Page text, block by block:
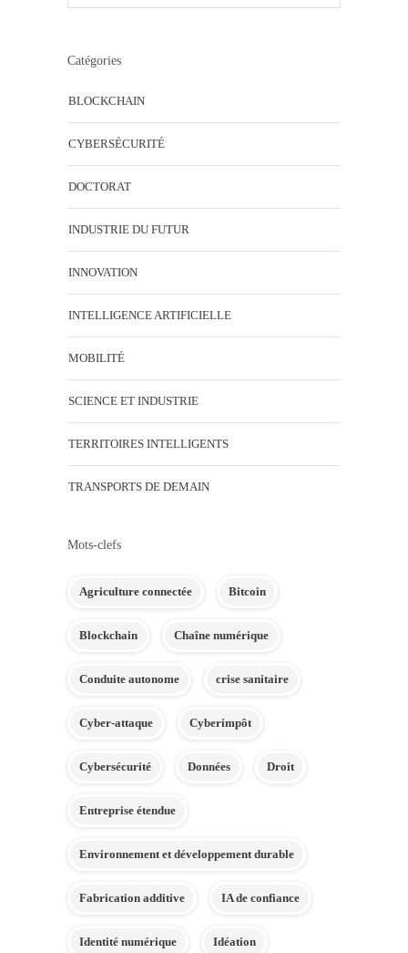
Catégories
BLOCKCHAIN
CYBERSÉCURITÉ
DOCTORAT
INDUSTRIE DU FUTUR
INNOVATION
INTELLIGENCE ARTIFICIELLE
MOBILITÉ
SCIENCE ET INDUSTRIE
TERRITOIRES INTELLIGENTS
TRANSPORTS DE DEMAIN
Mots-clefs
Agriculture connectée Bitcoin
Blockchain Chaîne numérique
Conduite autonome crise sanitaire
Cyber-attaque Cyberimpôt
Cybersécurité Données Droit
Entreprise étendue
Environnement et développement durable
Fabrication additive IA de confiance
Identité numérique Idéation